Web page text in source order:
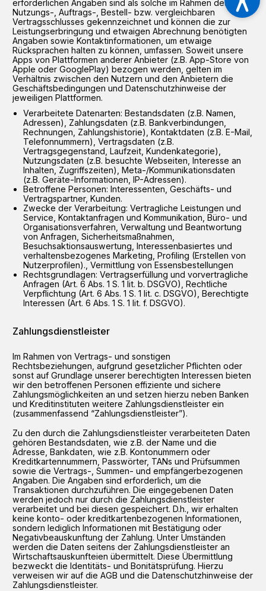
erforderlichen Angaben sind als solche im Rahmen des
Nutzungs-, Auftrags-, Bestell- bzw. vergleichbaren
Vertragsschlusses gekennzeichnet und können die zur
Leistungserbringung und etwaigen Abrechnung benötigten
Angaben sowie Kontaktinformationen, um etwaige
Rücksprachen halten zu können, umfassen. Soweit unsere
Apps von Plattformen anderer Anbieter (z.B. App-Store von
Apple oder GooglePlay) bezogen werden, gelten im
Verhältnis zwischen den Nutzern und den Anbietern die
Geschäftsbedingungen und Datenschutzhinweise der
jeweiligen Plattformen.
Verarbeitete Datenarten: Bestandsdaten (z.B. Namen,
Adressen), Zahlungsdaten (z.B. Bankverbindungen,
Rechnungen, Zahlungshistorie), Kontaktdaten (z.B. E-Mail,
Telefonnummern), Vertragsdaten (z.B.
Vertragsgegenstand, Laufzeit, Kundenkategorie),
Nutzungsdaten (z.B. besuchte Webseiten, Interesse an
Inhalten, Zugriffszeiten), Meta-/Kommunikationsdaten
(z.B. Geräte-Informationen, IP-Adressen).
Betroffene Personen: Interessenten, Geschäfts- und
Vertragspartner, Kunden.
Zwecke der Verarbeitung: Vertragliche Leistungen und
Service, Kontaktanfragen und Kommunikation, Büro- und
Organisationsverfahren, Verwaltung und Beantwortung
von Anfragen, Sicherheitsmaßnahmen,
Besuchsaktionsauswertung, Interessenbasiertes und
verhaltensbezogenes Marketing, Profiling (Erstellen von
Nutzerprofilen)., Vermittlung von Essensbestellungen
Rechtsgrundlagen: Vertragserfüllung und vorvertragliche
Anfragen (Art. 6 Abs. 1 S. 1 lit. b. DSGVO), Rechtliche
Verpflichtung (Art. 6 Abs. 1 S. 1 lit. c. DSGVO), Berechtigte
Interessen (Art. 6 Abs. 1 S. 1 lit. f. DSGVO).
Zahlungsdienstleister
Im Rahmen von Vertrags- und sonstigen
Rechtsbeziehungen, aufgrund gesetzlicher Pflichten oder
sonst auf Grundlage unserer berechtigten Interessen bieten
wir den betroffenen Personen effiziente und sichere
Zahlungsmöglichkeiten an und setzen hierzu neben Banken
und Kreditinstituten weitere Zahlungsdienstleister ein
(zusammenfassend “Zahlungsdienstleister”).
Zu den durch die Zahlungsdienstleister verarbeiteten Daten
gehören Bestandsdaten, wie z.B. der Name und die
Adresse, Bankdaten, wie z.B. Kontonummern oder
Kreditkartennummern, Passwörter, TANs und Prüfsummen
sowie die Vertrags-, Summen- und empfängerbezogenen
Angaben. Die Angaben sind erforderlich, um die
Transaktionen durchzuführen. Die eingegebenen Daten
werden jedoch nur durch die Zahlungsdienstleister
verarbeitet und bei diesen gespeichert. D.h., wir erhalten
keine konto- oder kreditkartenbezogenen Informationen,
sondern lediglich Informationen mit Bestätigung oder
Negativbeauskunftung der Zahlung. Unter Umständen
werden die Daten seitens der Zahlungsdienstleister an
Wirtschaftsauskunfteien übermittelt. Diese Übermittlung
bezweckt die Identitäts- und Bonitätsprüfung. Hierzu
verweisen wir auf die AGB und die Datenschutzhinweise der
Zahlungsdienstleister.